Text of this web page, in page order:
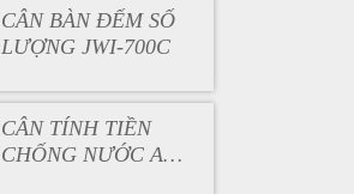
CÂN BÀN ĐẾM SỐ
LƯỢNG JWI-700C
CÂN TÍNH TIỀN
CHỐNG NƯỚC AC